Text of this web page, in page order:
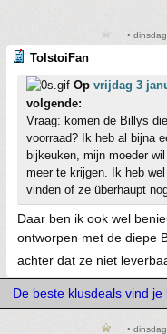
•
TolstoiFan
Op vrijdag 3
volgende:
Vraag: komen de Billys
voorraad? Ik heb al bijna
bijkeuken, mijn moeder
meer te krijgen. Ik heb
vinden of ze überhaupt
Daar ben ik ook wel
ontworpen met de diepe
achter dat ze niet
De beste klusdeals vind je
•